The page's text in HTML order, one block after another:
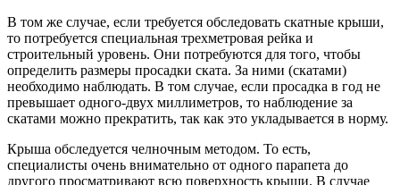
В том же случае, если требуется обследовать скатные крыши,
то потребуется специальная трехметровая рейка и
строительный уровень. Они потребуются для того, чтобы
определить размеры просадки ската. За ними (скатами)
необходимо наблюдать. В том случае, если просадка в год не
превышает одного-двух миллиметров, то наблюдение за
скатами можно прекратить, так как это укладывается в норму.
Крыша обследуется челночным методом. То есть,
специалисты очень внимательно от одного парапета до
другого просматривают всю поверхность крыши. В случае